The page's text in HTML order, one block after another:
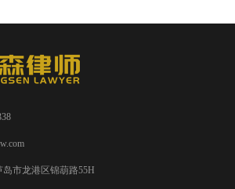
市龙港区锦葫路55H